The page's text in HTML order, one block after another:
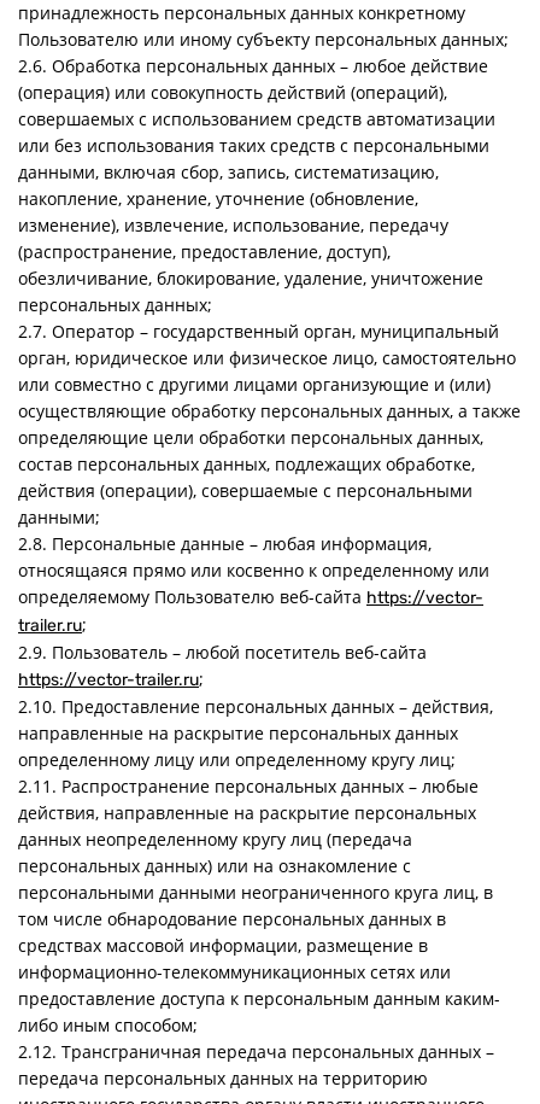
принадлежность персональных данных конкретному
Пользователю или иному субъекту персональных данных;
2.6. Обработка персональных данных – любое действие
(операция) или совокупность действий (операций),
совершаемых с использованием средств автоматизации
или без использования таких средств с персональными
данными, включая сбор, запись, систематизацию,
накопление, хранение, уточнение (обновление,
изменение), извлечение, использование, передачу
(распространение, предоставление, доступ),
обезличивание, блокирование, удаление, уничтожение
персональных данных;
2.7. Оператор – государственный орган, муниципальный
орган, юридическое или физическое лицо, самостоятельно
или совместно с другими лицами организующие и (или)
осуществляющие обработку персональных данных, а также
определяющие цели обработки персональных данных,
состав персональных данных, подлежащих обработке,
действия (операции), совершаемые с персональными
данными;
2.8. Персональные данные – любая информация,
относящаяся прямо или косвенно к определенному или
определяемому Пользователю веб-сайта https://vector-
trailer.ru;
2.9. Пользователь – любой посетитель веб-сайта
https://vector-trailer.ru;
2.10. Предоставление персональных данных – действия,
направленные на раскрытие персональных данных
определенному лицу или определенному кругу лиц;
2.11. Распространение персональных данных – любые
действия, направленные на раскрытие персональных
данных неопределенному кругу лиц (передача
персональных данных) или на ознакомление с
персональными данными неограниченного круга лиц, в
том числе обнародование персональных данных в
средствах массовой информации, размещение в
информационно-телекоммуникационных сетях или
предоставление доступа к персональным данным каким-
либо иным способом;
2.12. Трансграничная передача персональных данных –
передача персональных данных на территорию